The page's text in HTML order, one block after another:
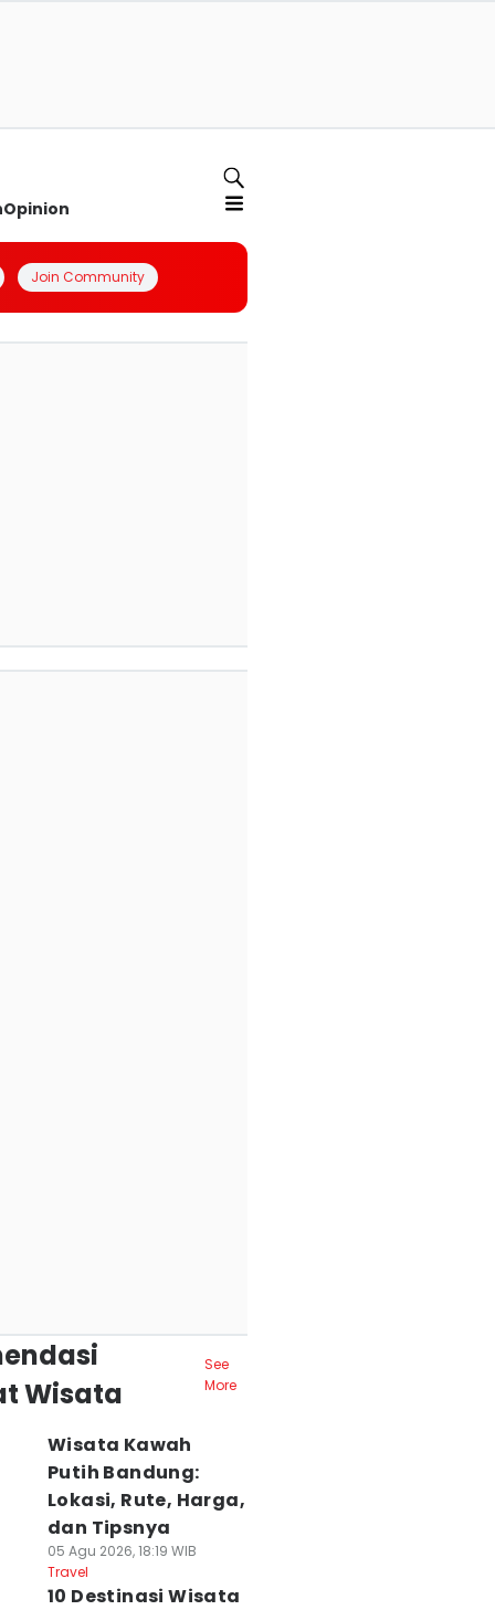
Opinion
Join Community
Wisata
See
More
Wisata Kawah
Putih Bandung:
Lokasi, Rute, Harga,
dan Tipsnya
05 Agu 2026, 18:19 WIB
Travel
10 Destinasi Wisata